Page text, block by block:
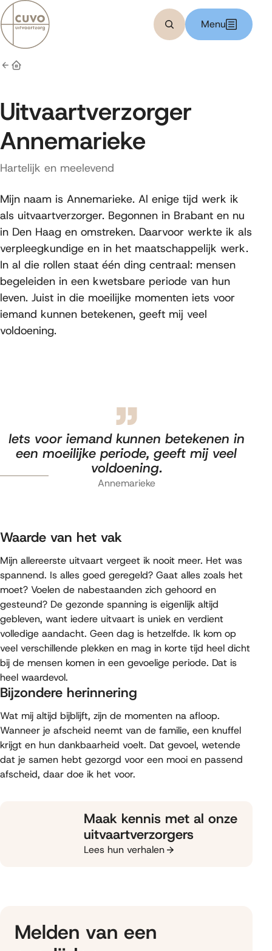
Zoeken
Menu
Bereken kosten
Home
Uitvaartverzorger
Annemarieke
Hartelijk en meelevend
Mijn naam is Annemarieke. Al enige tijd werk ik
als uitvaartverzorger. Begonnen in Brabant en nu
in Den Haag en omstreken. Daarvoor werkte ik als
verpleegkundige en in het maatschappelijk werk.
In al die rollen staat één ding centraal: mensen
begeleiden in een kwetsbare periode van hun
leven. Juist in die moeilijke momenten iets voor
iemand kunnen betekenen, geeft mij veel
voldoening.
Iets voor iemand kunnen betekenen in
een moeilijke periode, geeft mij veel
voldoening.
Annemarieke
Waarde van het vak
Mijn allereerste uitvaart vergeet ik nooit meer. Het was
spannend. Is alles goed geregeld? Gaat alles zoals het
moet? Voelen de nabestaanden zich gehoord en
gesteund? De gezonde spanning is eigenlijk altijd
gebleven, want iedere uitvaart is uniek en verdient
volledige aandacht. Geen dag is hetzelfde. Ik kom op
veel verschillende plekken en mag in korte tijd heel dicht
bij de mensen komen in een gevoelige periode. Dat is
heel waardevol.
Bijzondere herinnering
Wat mij altijd bijblijft, zijn de momenten na afloop.
Wanneer je afscheid neemt van de familie, een knuffel
krijgt en hun dankbaarheid voelt. Dat gevoel, wetende
dat je samen hebt gezorgd voor een mooi en passend
afscheid, daar doe ik het voor.
Maak kennis met al onze
uitvaartverzorgers
Lees hun verhalen
Melden van een